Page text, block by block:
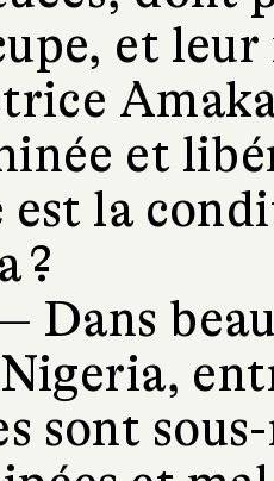
et leur
et
est la
?
Dans
sont